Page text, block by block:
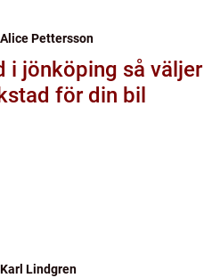
Alice Pettersson
så väljer
för din bil
Karl Lindgren